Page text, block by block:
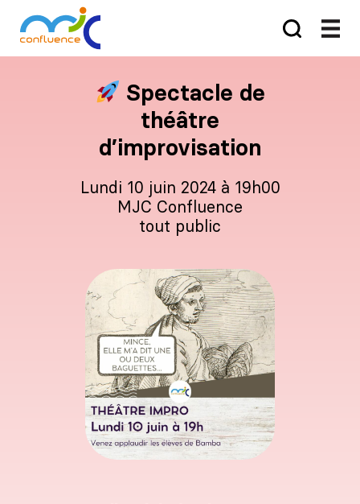
​ Spectacle de
théâtre
d’improvisation
lundi 10 juin 2024 à 19h00
MJC Confluence
tout public